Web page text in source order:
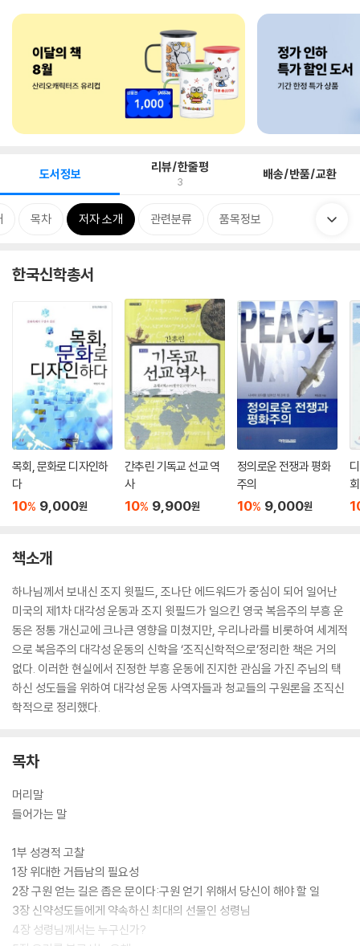
도서정보 리뷰/한줄평
3 배송/반품/교환
목차 저자 소개 관련분류 품목정보
한국신학총서
목회, 문화로 디자인하
다
10% 9,000원
간추린 기독교 선교 역
사
10% 9,900원
정의로운 전쟁과 평화
주의
10% 9,000원
회
책소개
하나님께서 보내신 조지 윗필드, 조나단 에드워드가 중심이 되어 일어난
미국의 제1차 대각성 운동과 조지 윗필드가 일으킨 영국 복음주의 부흥 운
동은 정통 개신교에 크나큰 영향을 미쳤지만, 우리나라를 비롯하여 세계적
으로 복음주의 대각성 운동의 신학을 ‘조직신학적으로’정리한 책은 거의
없다. 이러한 현실에서 진정한 부흥 운동에 진지한 관심을 가진 주님의 택
하신 성도들을 위하여 대각성 운동 사역자들과 청교들의 구원론을 조직신
학적으로 정리했다.
목차
머리말
들어가는 말
1부 성경적 고찰
1장 위대한 거듭남의 필요성
2장 구원 얻는 길은 좁은 문이다:구원 얻기 위해서 당신이 해야 할 일
3장 신약성도들에게 약속하신 최대의 선물인 성령님
4장 성령님께서는 누구신가?